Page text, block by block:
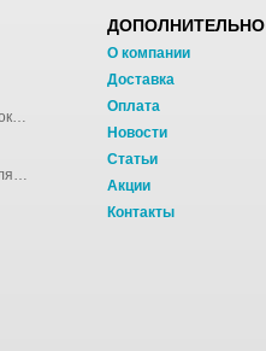
Аксессуары для клеток для птиц
Уличные кормушки для птиц
ДОПОЛНИТЕЛЬНО
О компании
Доставка
Оплата
Новости
Статьи
Акции
Контакты